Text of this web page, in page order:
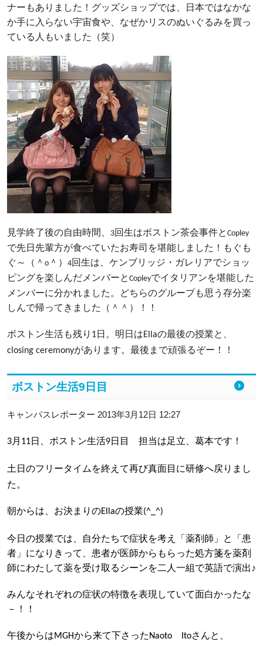
ナーもありました！グッズショップでは、日本ではなかな
か手に入らない宇宙食や、なぜかリスのぬいぐるみを買っ
ている人もいました（笑）
見学終了後の自由時間、 3回生はボストン茶会事件と Copley
で先日先輩方が食べていたお寿司を堪能しました！もぐも
ぐ～（＾ o ＾） 4回生は、ケンブリッジ・ガレリアでショッ
ピングを楽しんだメンバーと Copleyでイタリアンを堪能した
メンバーに分かれました。どちらのグループも思う存分楽
しんで帰ってきました（＾＾）！！
ボストン生活も残り 1日。明日はEllaの最後の授業と、
closing ceremonyがあります。最後まで頑張るぞー！！
ボストン生活9日目
キャンパスレポーター 2013年3月12日 12:27
3月 11日、ボストン生活9日目 担当は足立、葛本です！
土日のフリータイムを終えて再び真面目に研修へ戻りまし
た。
朝からは、お決まりのEllaの授業(^_^)
今日の授業では、自分たちで症状を考え「薬剤師」と「患
者」になりきって、患者が医師からもらった処方箋を薬剤
師にわたして薬を受け取るシーンを二人一組で英語で演出♪
みんなそれぞれの症状の特徴を表現していて面白かったな
－！！
午後からはMGHから来て下さった Naoto Itoさんと、